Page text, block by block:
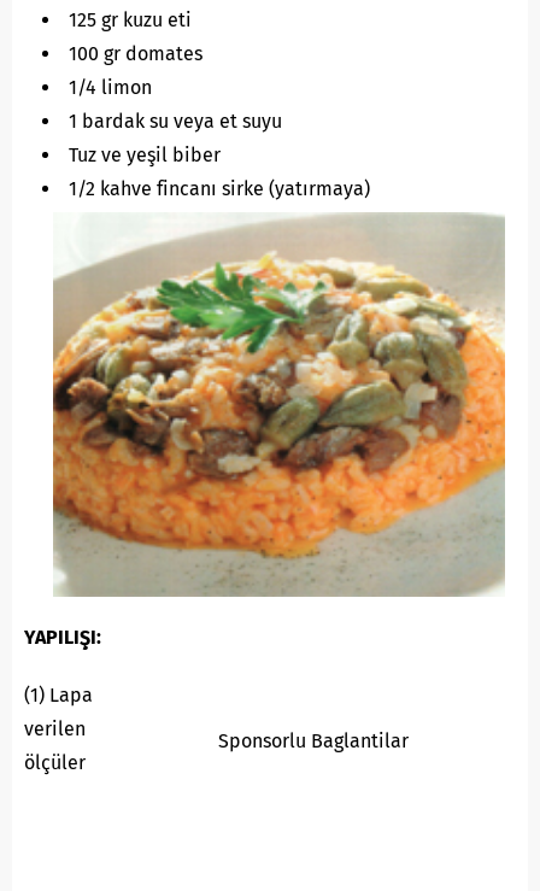
125 gr kuzu eti
100 gr domates
1/4 limon
1 bardak su veya et suyu
Tuz ve yeşil biber
1/2 kahve fincanı sirke (yatırmaya)
YAPILIŞI:
Sponsorlu Baglantilar
(1) Lapa
verilen
ölçüler